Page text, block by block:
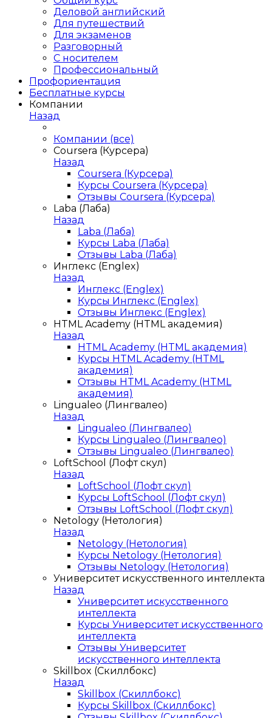
Деловой английский
Для путешествий
Для экзаменов
Разговорный
С носителем
Профессиональный
Профориентация
Бесплатные курсы
Компании
Назад
Компании (все)
Coursera (Курсера)
Назад
Coursera (Курсера)
Курсы Coursera (Курсера)
Отзывы Coursera (Курсера)
Laba (Лаба)
Назад
Laba (Лаба)
Курсы Laba (Лаба)
Отзывы Laba (Лаба)
Инглекс (Englex)
Назад
Инглекс (Englex)
Курсы Инглекс (Englex)
Отзывы Инглекс (Englex)
HTML Academy (HTML академия)
Назад
HTML Academy (HTML академия)
Курсы HTML Academy (HTML
академия)
Отзывы HTML Academy (HTML
академия)
Lingualeo (Лингвалео)
Назад
Lingualeo (Лингвалео)
Курсы Lingualeo (Лингвалео)
Отзывы Lingualeo (Лингвалео)
LoftSchool (Лофт скул)
Назад
LoftSchool (Лофт скул)
Курсы LoftSchool (Лофт скул)
Отзывы LoftSchool (Лофт скул)
Netology (Нетология)
Назад
Netology (Нетология)
Курсы Netology (Нетология)
Отзывы Netology (Нетология)
Университет искусственного интеллекта
Назад
Университет искусственного
интеллекта
Курсы Университет искусственного
интеллекта
Отзывы Университет
искусственного интеллекта
Skillbox (Скиллбокс)
Назад
Skillbox (Скиллбокс)
Курсы Skillbox (Скиллбокс)